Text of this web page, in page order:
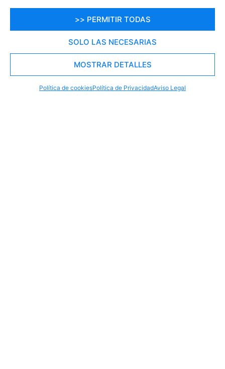
>> PERMITIR TODAS
SOLO LAS NECESARIAS
MOSTRAR DETALLES
Política de cookiesPolítica de PrivacidadAviso Legal
RESERVA TU PLAZA AHORA
WHATSAPP 605 902 902